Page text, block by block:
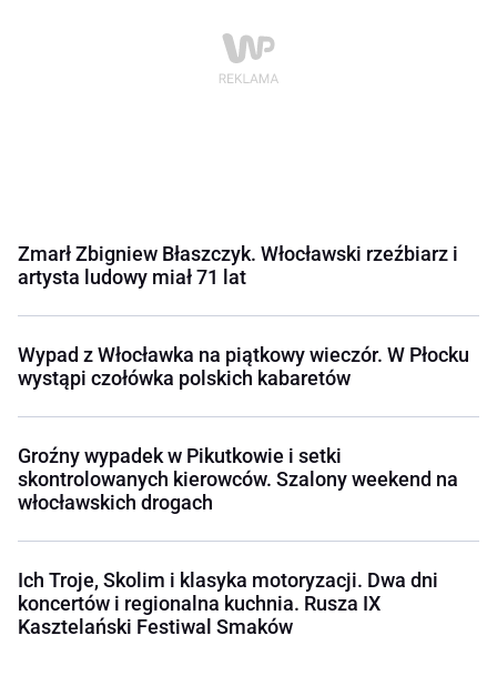
Zmarł Zbigniew Błaszczyk. Włocławski rzeźbiarz i
artysta ludowy miał 71 lat
Wypad z Włocławka na piątkowy wieczór. W Płocku
wystąpi czołówka polskich kabaretów
Groźny wypadek w Pikutkowie i setki
skontrolowanych kierowców. Szalony weekend na
włocławskich drogach
Ich Troje, Skolim i klasyka motoryzacji. Dwa dni
koncertów i regionalna kuchnia. Rusza IX
Kasztelański Festiwal Smaków